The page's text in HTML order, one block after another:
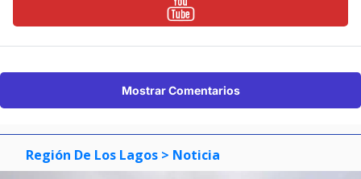
Mostrar Comentarios
Región De Los Lagos > Noticia